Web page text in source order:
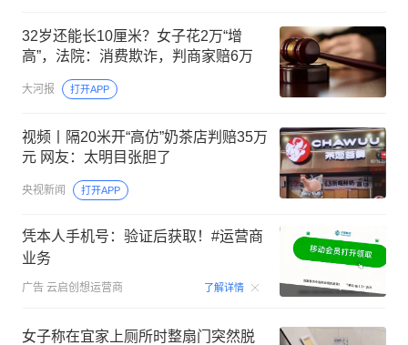
32岁还能长10厘米？女子花2万“增
高”，法院：消费欺诈，判商家赔6万
大河报 打开APP
视频丨隔20米开“高仿”奶茶店判赔35万
元 网友：太明目张胆了
央视新闻 打开APP
凭本人手机号：验证后获取！#运营商
业务
广告 云启创想运营商 了解详情 00:15
女子称在宜家上厕所时整扇门突然脱